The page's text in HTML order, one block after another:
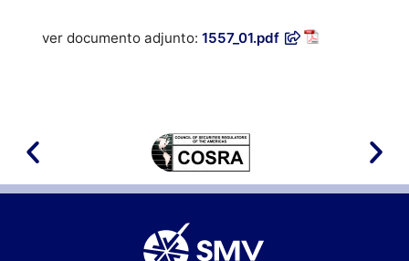
ver documento adjunto:1557_01.pdf